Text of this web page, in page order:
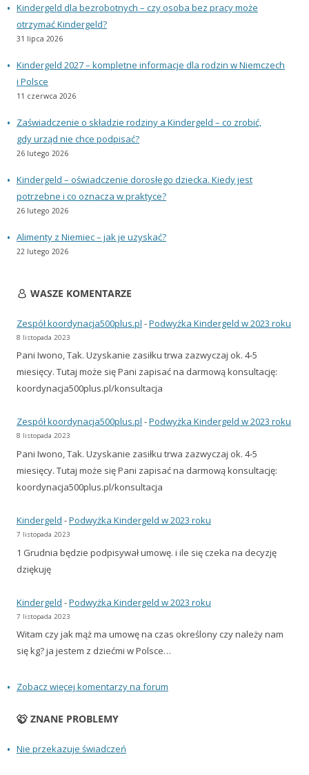
Kindergeld dla bezrobotnych – czy osoba bez pracy może
otrzymać Kindergeld?
31 lipca 2026
Kindergeld 2027 – kompletne informacje dla rodzin w Niemczech
i Polsce
11 czerwca 2026
Zaświadczenie o składzie rodziny a Kindergeld – co zrobić,
gdy urząd nie chce podpisać?
26 lutego 2026
Kindergeld – oświadczenie dorosłego dziecka. Kiedy jest
potrzebne i co oznacza w praktyce?
26 lutego 2026
Alimenty z Niemiec – jak je uzyskać?
22 lutego 2026
WASZE KOMENTARZE
Zespół koordynacja500plus.pl -Podwyżka Kindergeld w 2023 roku
8 listopada 2023
Pani Iwono, Tak. Uzyskanie zasiłku trwa zazwyczaj ok. 4-5
miesięcy. Tutaj może się Pani zapisać na darmową konsultację:
koordynacja500plus.pl/konsultacja
Zespół koordynacja500plus.pl -Podwyżka Kindergeld w 2023 roku
8 listopada 2023
Pani Iwono, Tak. Uzyskanie zasiłku trwa zazwyczaj ok. 4-5
miesięcy. Tutaj może się Pani zapisać na darmową konsultację:
koordynacja500plus.pl/konsultacja
Kindergeld -Podwyżka Kindergeld w 2023 roku
7 listopada 2023
1 Grudnia będzie podpisywał umowę. i ile się czeka na decyzję
dziękuję
Kindergeld -Podwyżka Kindergeld w 2023 roku
7 listopada 2023
Witam czy jak mąż ma umowę na czas określony czy należy nam
się kg? ja jestem z dziećmi w Polsce…
Zobacz więcej komentarzy na forum
ZNANE PROBLEMY
Nie przekazuje świadczeń